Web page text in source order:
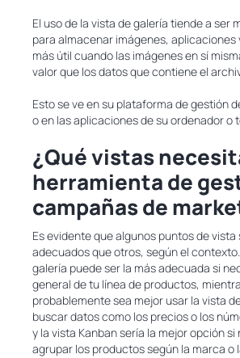
El uso de la vista de galería tiende a ser
para almacenar imágenes, aplicaciones
más útil cuando las imágenes en sí
valor que los datos que contiene el
Esto se ve en su plataforma de gestión
o en las aplicaciones de su ordenador o
¿Qué vistas
herramienta de
campañas de
Es evidente que algunos puntos de vista
adecuados que otros, según el
galería puede ser la más adecuada si
general de tu línea de productos,
probablemente sea mejor usar la vista
buscar datos como los precios o los
y la vista Kanban sería la mejor opción
agrupar los productos según la marca o